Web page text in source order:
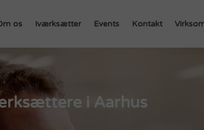
os Iværksætter Events Kontakt
i Aarhus